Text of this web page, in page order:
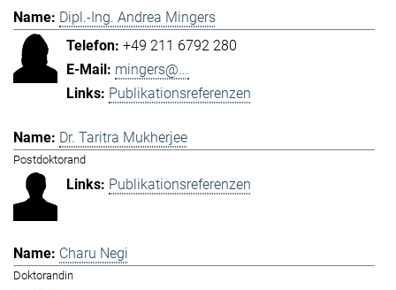
Dipl.-Ing. Andrea Mingers
+49 211 6792 280
mingers@...
Publikationsreferenzen
Dr. Taritra Mukherjee
Postdoktorand
Publikationsreferenzen
Charu Negi
Doktorandin